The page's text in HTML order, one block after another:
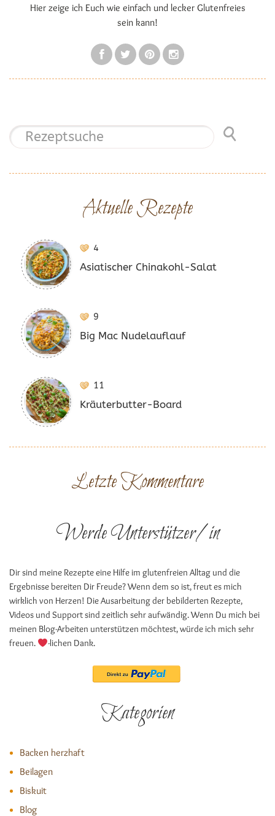
Hier zeige ich Euch wie einfach und lecker Glutenfreies
sein kann!
Aktuelle Rezepte
4
Asiatischer Chinakohl-Salat
9
Big Mac Nudelauflauf
11
Kräuterbutter-Board
Letzte Kommentare
Werde Unterstützer/in
Dir sind meine Rezepte eine Hilfe im glutenfreien Alltag und die
Ergebnisse bereiten Dir Freude? Wenn dem so ist, freut es mich
wirklich von Herzen! Die Ausarbeitung der bebilderten Rezepte,
Videos und Support sind zeitlich sehr aufwändig. Wenn Du mich bei
meinen Blog-Arbeiten unterstützen möchtest, würde ich mich sehr
freuen.
-lichen Dank.
Kategorien
Backen herzhaft
Beilagen
Biskuit
Blog